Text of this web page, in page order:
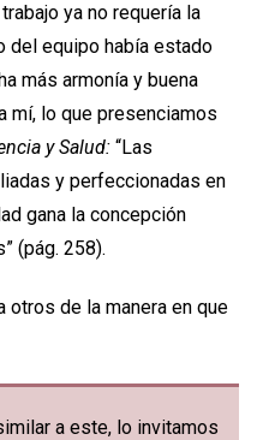
ya no requería la
del equipo había estado
más armonía y buena
mí, lo que presenciamos
y Salud: “Las
y perfeccionadas en
gana la concepción
(pág. 258).
otros de la manera en que
a este, lo invitamos